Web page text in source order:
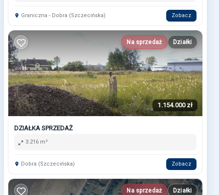
Graniczna - Dobra (Szczecińska) Zobacz
Na sprzedaż Działki
1.154.000 zł
DZIAŁKA SPRZEDAŻ
3.216 m²
Dobra (Szczecińska) Zobacz
Na sprzedaż Działki